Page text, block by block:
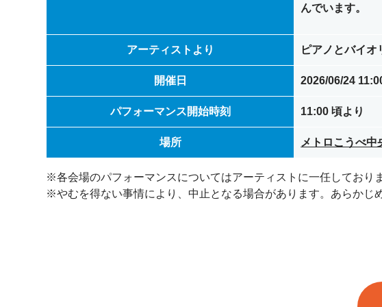
んでいます。
アーティストより ピアノとバイオ
開催日 2026/06/24
パフォーマンス開始時刻 11:00 頃より
場所 メトロこうべ中
※各会場のパフォーマンスについてはアーティストに一任しており
※やむを得ない事情により、中止となる場合があります。あらかじ